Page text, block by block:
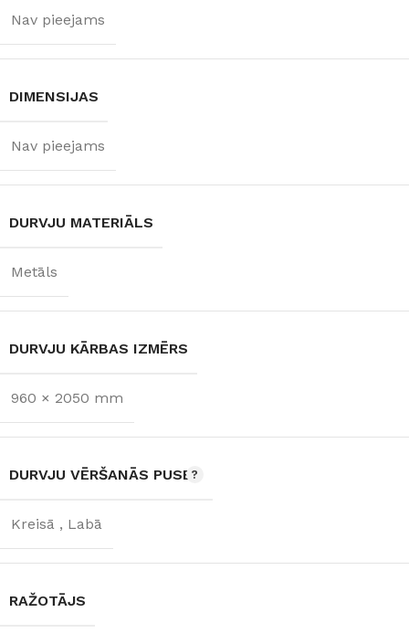
Nav pieejams
DIMENSIJAS
Nav pieejams
DURVJU MATERIĀLS
Metāls
DURVJU KĀRBAS IZMĒRS
960 × 2050 mm
DURVJU VĒRŠANĀS PUSE
Kreisā , Labā
RAŽOTĀJS